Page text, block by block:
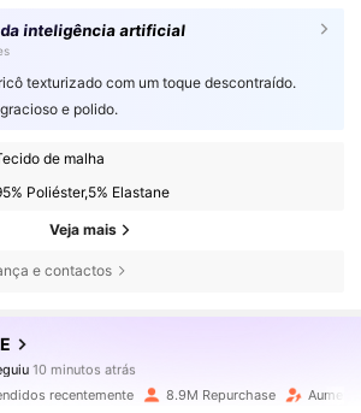
inteligência artificial
texturizado com um toque descontraído.
e polido.
de malha
Poliéster,5% Elastane
Veja mais
e contactos
a navegar
Seguidoresrecentemente 8.9M Repurchase